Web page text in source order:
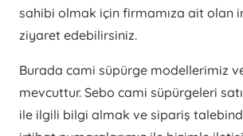
sahibi olmak için firmamıza ait olan
ziyaret edebilirsiniz.
Burada cami süpürge modellerimiz
mevcuttur. Sebo cami süpürgeleri
ile ilgili bilgi almak ve sipariş